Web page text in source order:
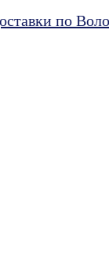
по